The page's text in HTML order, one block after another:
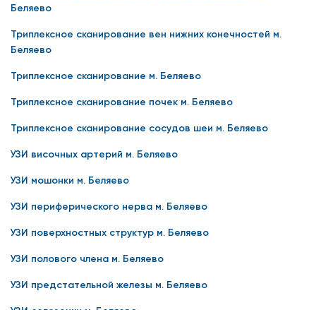
Беляево
Триплексное сканирование вен нижних конечностей м.
Беляево
Триплексное сканирование м. Беляево
Триплексное сканирование почек м. Беляево
Триплексное сканирование сосудов шеи м. Беляево
УЗИ височных артерий м. Беляево
УЗИ мошонки м. Беляево
УЗИ периферического нерва м. Беляево
УЗИ поверхностных структур м. Беляево
УЗИ полового члена м. Беляево
УЗИ предстательной железы м. Беляево